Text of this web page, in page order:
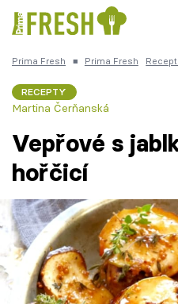
Česká kuchyně
Témata
Recepty
Články
Prima Fresh ■ Prima Fresh
RECEPTY
Martina Čerňanská
Vepřové s
hořčicí